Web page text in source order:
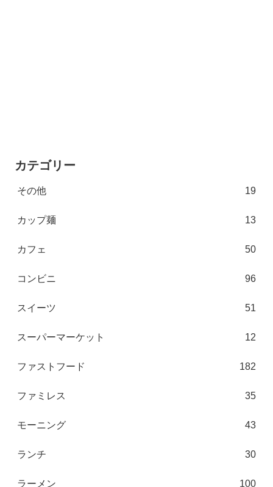
カテゴリー
その他 19
カップ麺 13
カフェ 50
コンビニ 96
スイーツ 51
スーパーマーケット 12
ファストフード 182
ファミレス 35
モーニング 43
ランチ 30
ラーメン 100